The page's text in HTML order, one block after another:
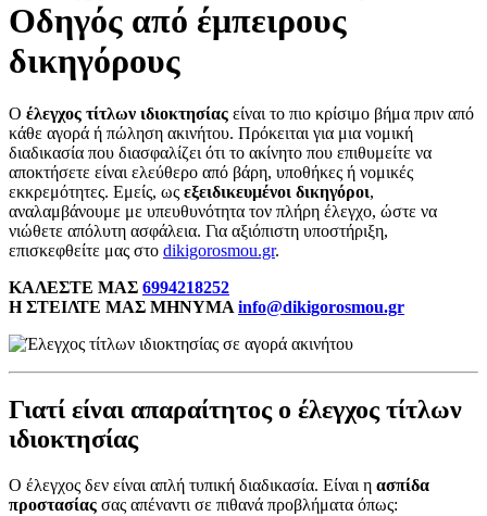
Οδηγός από έμπειρους
δικηγόρους
Ο έλεγχος τίτλων ιδιοκτησίας είναι το πιο κρίσιμο βήμα πριν από
κάθε αγορά ή πώληση ακινήτου. Πρόκειται για μια νομική
διαδικασία που διασφαλίζει ότι το ακίνητο που επιθυμείτε να
αποκτήσετε είναι ελεύθερο από βάρη, υποθήκες ή νομικές
εκκρεμότητες. Εμείς, ως εξειδικευμένοι δικηγόροι,
αναλαμβάνουμε με υπευθυνότητα τον πλήρη έλεγχο, ώστε να
νιώθετε απόλυτη ασφάλεια. Για αξιόπιστη υποστήριξη,
επισκεφθείτε μας στο dikigorosmou.gr.
ΚΑΛΕΣΤΕ ΜΑΣ 6994218252
Η ΣΤΕΙΛΤΕ ΜΑΣ ΜΗΝΥΜΑ info@dikigorosmou.gr
Γιατί είναι απαραίτητος ο έλεγχος τίτλων
ιδιοκτησίας
Ο έλεγχος δεν είναι απλή τυπική διαδικασία. Είναι η ασπίδα
προστασίας σας απέναντι σε πιθανά προβλήματα όπως: